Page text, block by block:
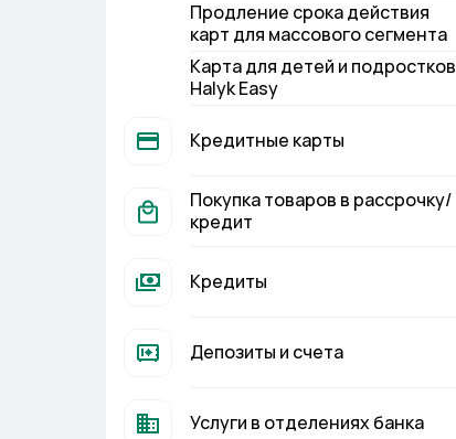
Продление срока действия
карт для массового сегмента
Карта для детей и подростков
Halyk Easy
Кредитные карты
Покупка товаров в рассрочку/
кредит
Кредиты
Депозиты и счета
Услуги в отделениях банка